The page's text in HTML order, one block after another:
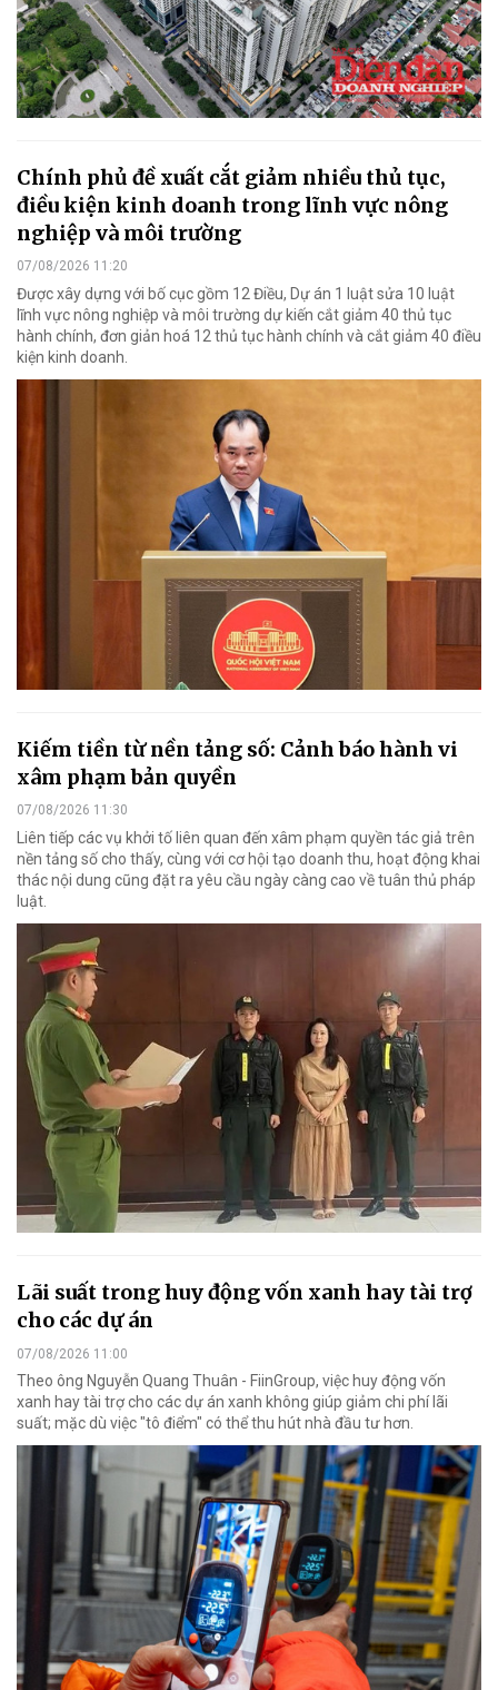
Chính phủ đề xuất cắt giảm nhiều thủ tục,
điều kiện kinh doanh trong lĩnh vực nông
nghiệp và môi trường
07/08/2026 11:20
Được xây dựng với bố cục gồm 12 Điều, Dự án 1 luật sửa 10 luật
lĩnh vực nông nghiệp và môi trường dự kiến cắt giảm 40 thủ tục
hành chính, đơn giản hoá 12 thủ tục hành chính và cắt giảm 40 điều
kiện kinh doanh.
Kiếm tiền từ nền tảng số: Cảnh báo hành vi
xâm phạm bản quyền
07/08/2026 11:30
Liên tiếp các vụ khởi tố liên quan đến xâm phạm quyền tác giả trên
nền tảng số cho thấy, cùng với cơ hội tạo doanh thu, hoạt động khai
thác nội dung cũng đặt ra yêu cầu ngày càng cao về tuân thủ pháp
luật.
Lãi suất trong huy động vốn xanh hay tài trợ
cho các dự án
07/08/2026 11:00
Theo ông Nguyễn Quang Thuân - FiinGroup, việc huy động vốn
xanh hay tài trợ cho các dự án xanh không giúp giảm chi phí lãi
suất; mặc dù việc "tô điểm" có thể thu hút nhà đầu tư hơn.